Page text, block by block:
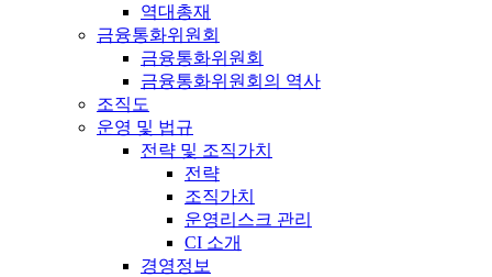
역대총재
금융통화위원회
금융통화위원회
금융통화위원회의 역사
조직도
운영 및 법규
전략 및 조직가치
전략
조직가치
운영리스크 관리
CI 소개
경영정보